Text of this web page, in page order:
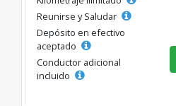
Reunirse y Saludar
Depósito en efectivo
aceptado
Conductor adicional
incluido